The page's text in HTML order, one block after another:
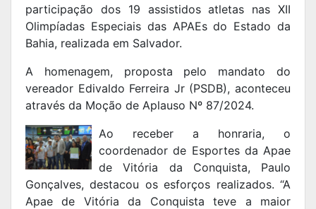
participação dos 19 assistidos atletas nas XII
Olimpíadas Especiais das APAEs do Estado da
Bahia, realizada em Salvador.
A homenagem, proposta pelo mandato do
vereador Edivaldo Ferreira Jr (PSDB), aconteceu
através da Moção de Aplauso Nº 87/2024.
Ao receber a honraria, o
coordenador de Esportes da Apae
de Vitória da Conquista, Paulo
Gonçalves, destacou os esforços realizados. “A
Apae de Vitória da Conquista teve a maior